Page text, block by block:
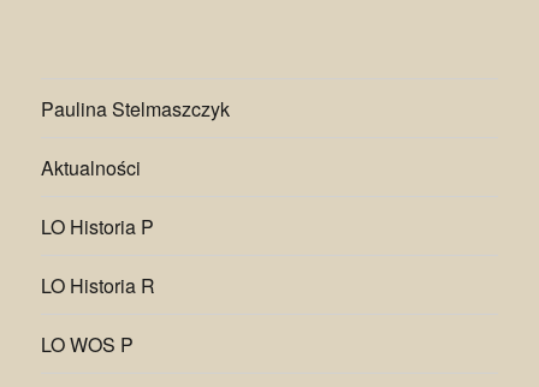
Paulina Stelmaszczyk
Aktualności
LO Historia P
LO Historia R
LO WOS P